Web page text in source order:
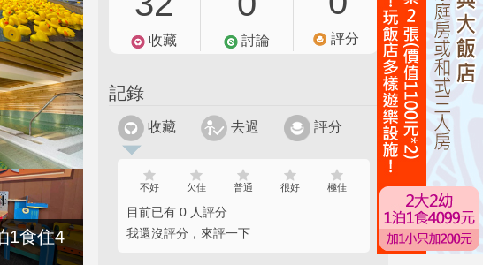
1食住4
收藏 討論 評分
記錄
收藏 去過 評分
不好 欠佳 普通 很好 極佳
目前已有 0 人評分
我還沒評分，來評一下